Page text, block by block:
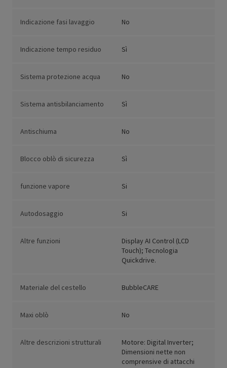
Indicazione fasi lavaggio No
Indicazione tempo residuo Sì
Sistema protezione acqua No
Sistema antisbilanciamento Sì
Antischiuma No
Blocco oblò di sicurezza Sì
funzione vapore Si
Autodosaggio Si
Altre funzioni
Display AI Control (LCD
Touch); Tecnologia
Quickdrive.
Materiale del cestello BubbleCARE
Maxi oblò No
Altre descrizioni strutturali
Motore: Digital Inverter;
Dimensioni nette non
comprensive di attacchi